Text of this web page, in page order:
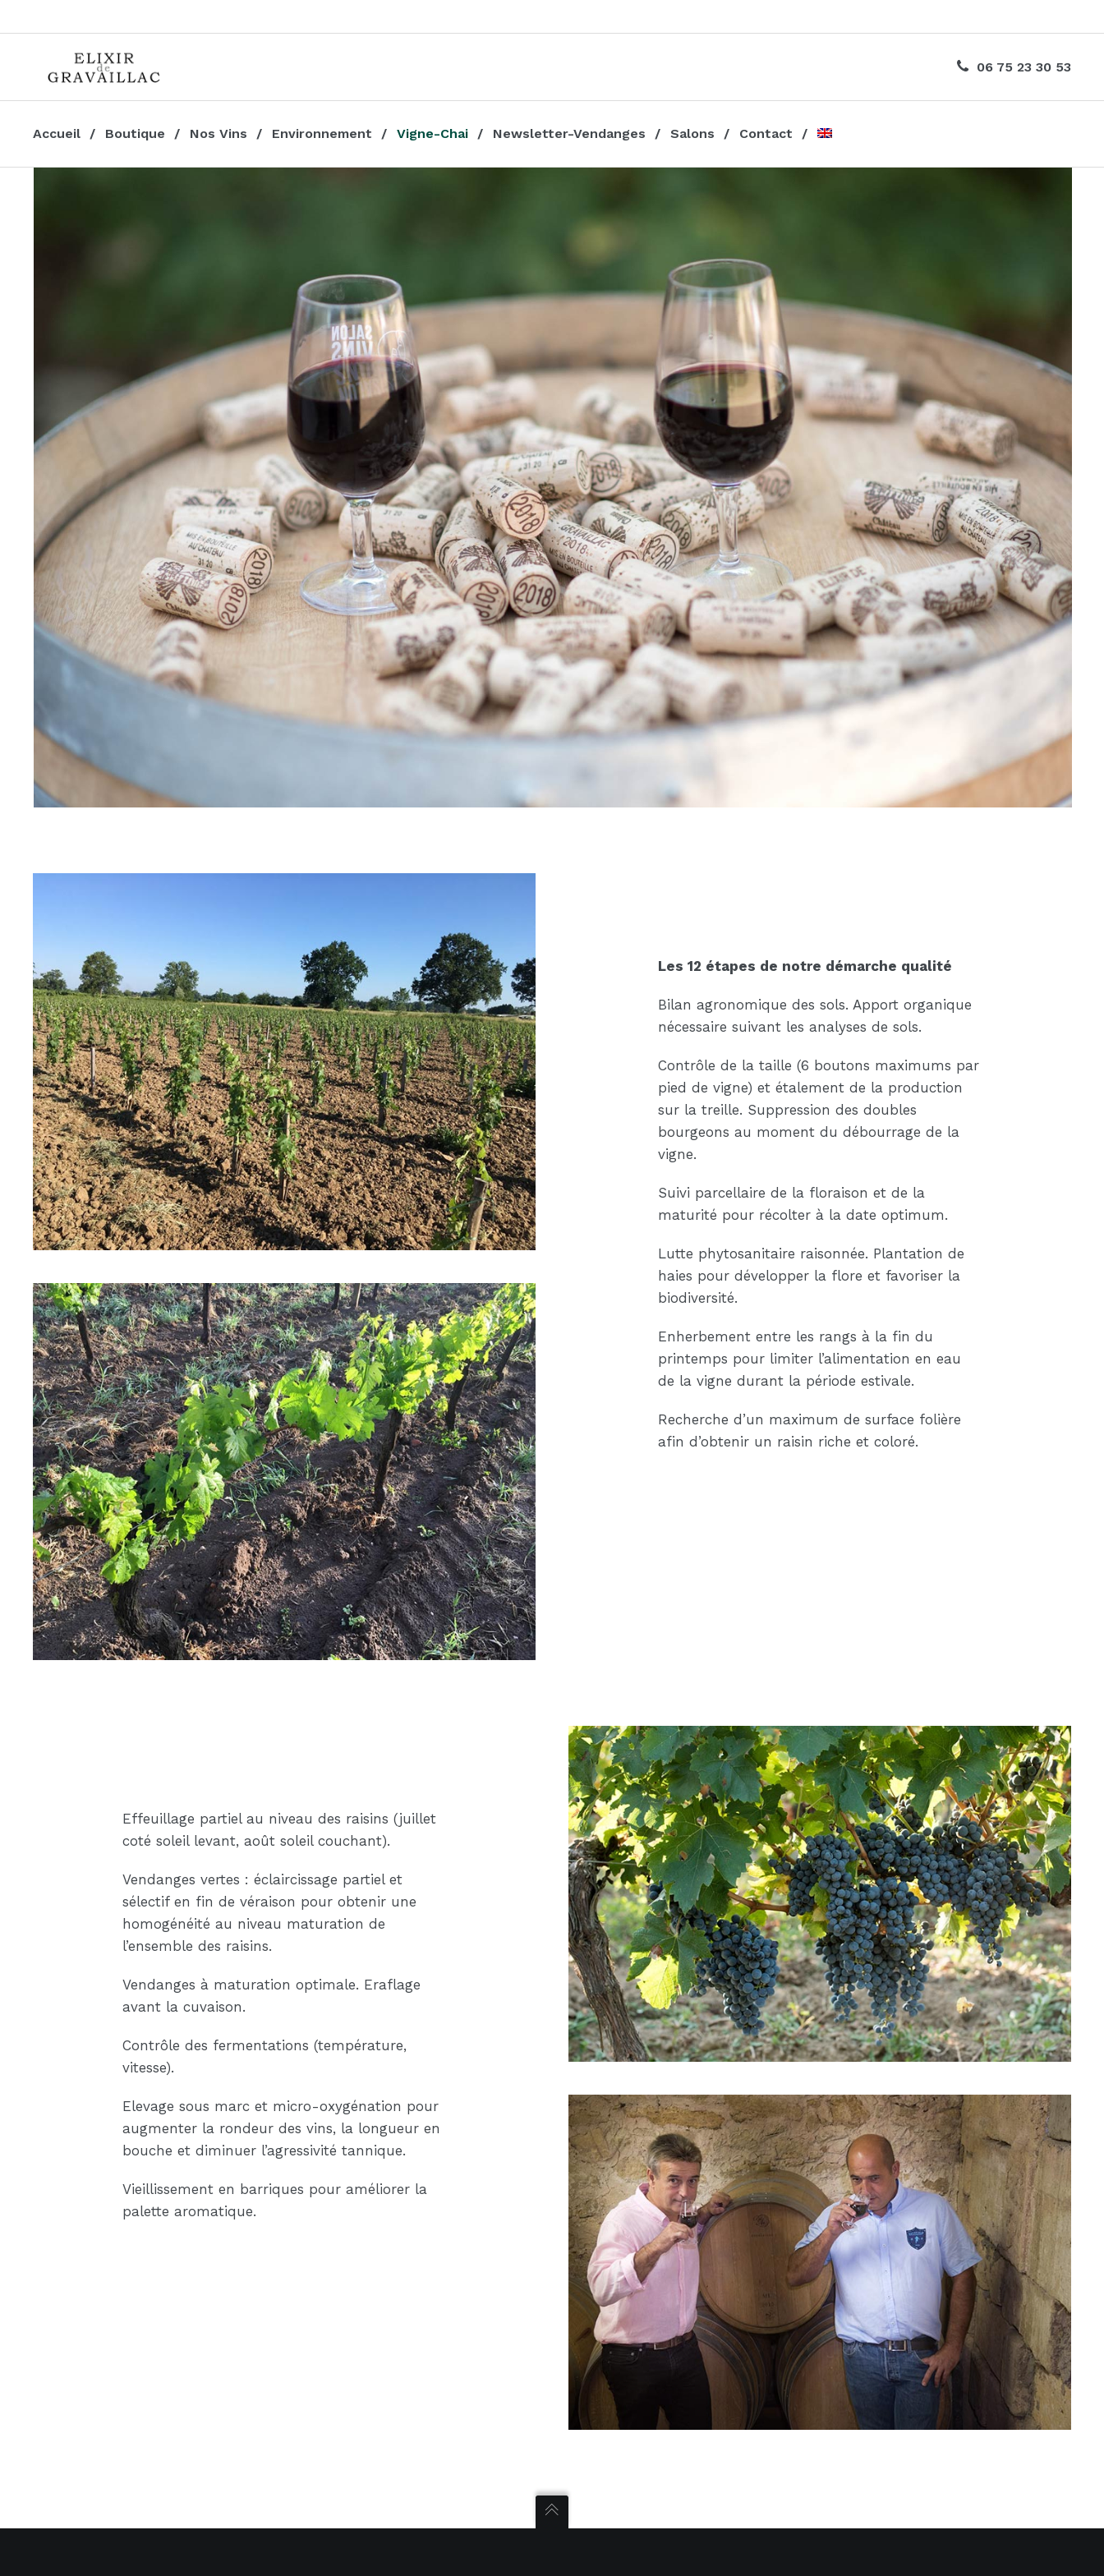
06 75 23 30 53
Accueil Boutique Nos Vins Environnement Vigne-Chai Newsletter-Vendanges Salons Contact
Les 12 étapes de notre démarche qualité
Bilan agronomique des sols. Apport organique
nécessaire suivant les analyses de sols.
Contrôle de la taille (6 boutons maximums par
pied de vigne) et étalement de la production
sur la treille. Suppression des doubles
bourgeons au moment du débourrage de la
vigne.
Suivi parcellaire de la floraison et de la
maturité pour récolter à la date optimum.
Lutte phytosanitaire raisonnée. Plantation de
haies pour développer la flore et favoriser la
biodiversité.
Enherbement entre les rangs à la fin du
printemps pour limiter l’alimentation en eau
de la vigne durant la période estivale.
Recherche d’un maximum de surface folière
afin d’obtenir un raisin riche et coloré.
Effeuillage partiel au niveau des raisins (juillet
coté soleil levant, août soleil couchant).
Vendanges vertes : éclaircissage partiel et
sélectif en fin de véraison pour obtenir une
homogénéité au niveau maturation de
l’ensemble des raisins.
Vendanges à maturation optimale. Eraflage
avant la cuvaison.
Contrôle des fermentations (température,
vitesse).
Elevage sous marc et micro-oxygénation pour
augmenter la rondeur des vins, la longueur en
bouche et diminuer l’agressivité tannique.
Vieillissement en barriques pour améliorer la
palette aromatique.